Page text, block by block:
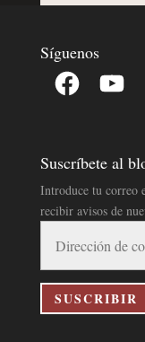
Síguenos
Facebook YouTube
Suscríbete al
Introduce tu correo
recibir avisos de
correo
electrónico
SUSCRIBIR